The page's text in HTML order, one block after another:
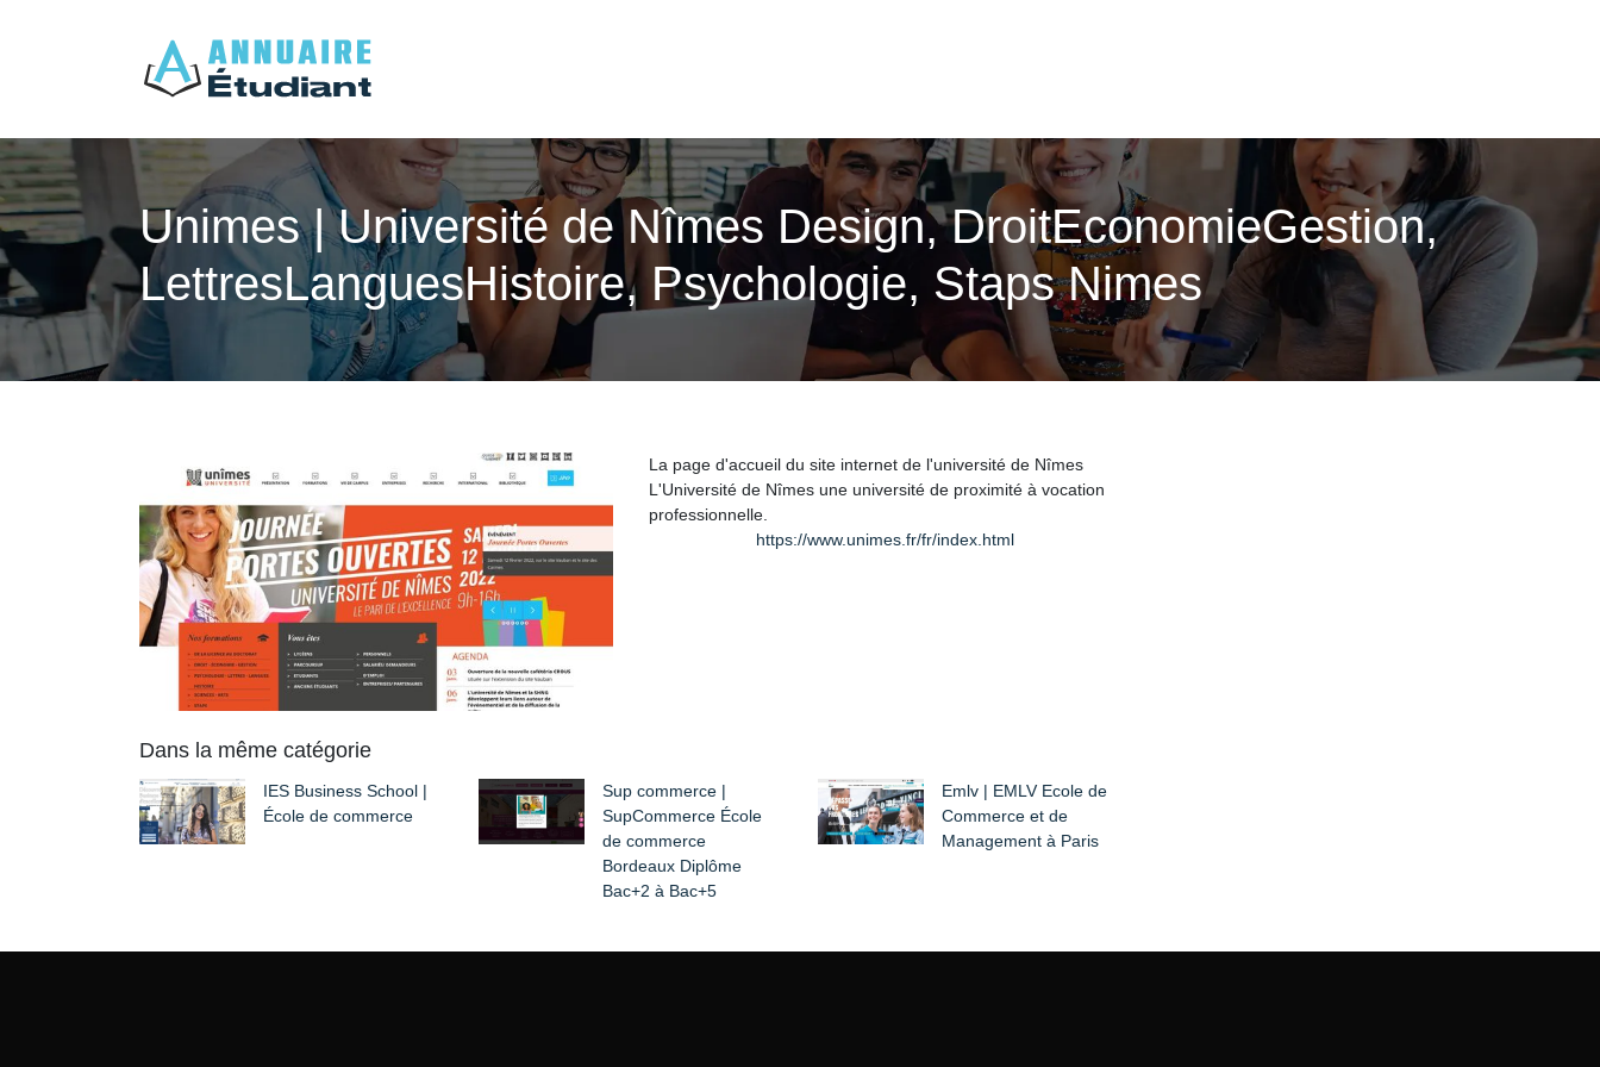
Unimes | Université de Nîmes Design, DroitEconomieGestion,
LettresLanguesHistoire, Psychologie, Staps Nimes
La page d'accueil du site internet de l'université de Nîmes
L'Université de Nîmes une université de proximité à vocation
professionnelle.
https://www.unimes.fr/fr/index.html
Dans la même catégorie
IES Business School |
École de commerce
Sup commerce |
SupCommerce École
de commerce
Bordeaux Diplôme
Bac+2 à Bac+5
Emlv | EMLV Ecole de
Commerce et de
Management à Paris